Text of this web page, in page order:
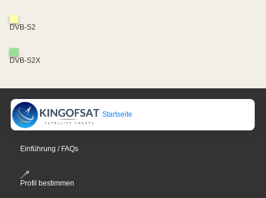
DVB-S2
DVB-S2X
Startseite
Einführung / FAQs
Profil bestimmen